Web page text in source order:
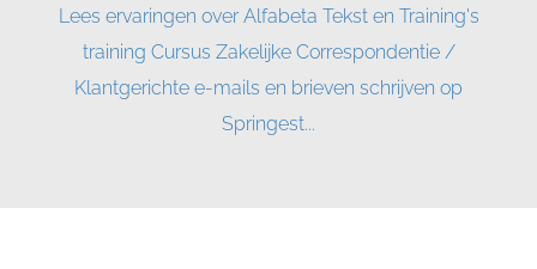
Lees ervaringen over Alfabeta Tekst en Training's
training Cursus Zakelijke Correspondentie /
Klantgerichte e-mails en brieven schrijven op
Springest...